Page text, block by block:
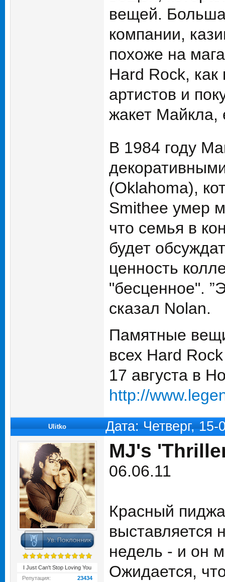
вещей.
компании,
похоже на
Hard Rock, как
артистов и
жакет Майкла,
В 1984 году
(Oklahoma),
Smithee умер
что семья в
будет
ценность
"бесценное".
сказал Nolan.
Памятные
всех Hard
17 августа в
http://
Ulitko Дата: Четверг,
I Just Can't Stop Loving You
Репутация:
23434
MJ's
06.06.11
Красный
выставляется
недель - и он
Ожидается,